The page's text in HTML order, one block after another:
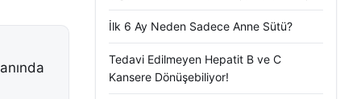
İlk 6 Ay Neden Sadece Anne Sütü?
Tedavi Edilmeyen Hepatit B ve C
Kansere Dönüşebiliyor!